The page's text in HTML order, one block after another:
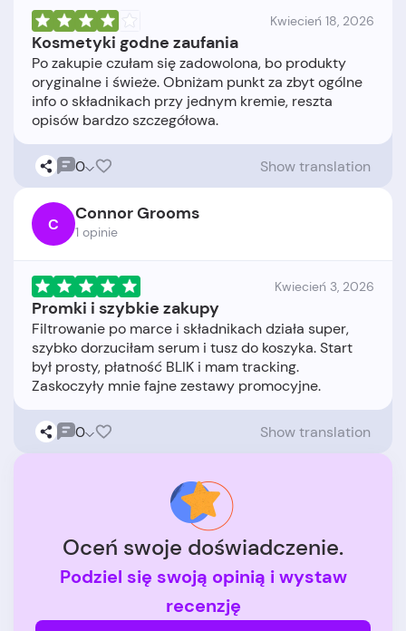
Kwiecień 18, 2026
Kosmetyki godne zaufania
Po zakupie czułam się zadowolona, bo produkty
oryginalne i świeże. Obniżam punkt za zbyt ogólne
info o składnikach przy jednym kremie, reszta
0 Show translation
C Connor Grooms
1 opinie
Kwiecień 3, 2026
Promki i szybkie zakupy
Filtrowanie po marce i składnikach działa super,
szybko dorzuciłam serum i tusz do koszyka. Start
był prosty, płatność BLIK i mam tracking.
0 Show translation
Oceń swoje doświadczenie.
Podziel się swoją opinią i wystaw
recenzję